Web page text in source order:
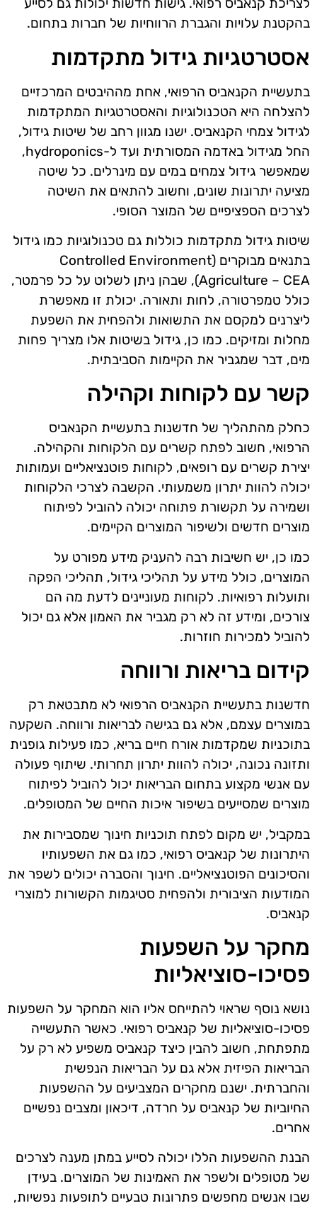
לצריכת קנאביס רפואי. גישות חדשות יכולות גם לסייע
בהקטנת עלויות והגברת הרווחיות של חברות בתחום.
אסטרטגיות גידול מתקדמות
בתעשיית הקנאביס הרפואי, אחת מההיבטים המרכזיים
להצלחה היא הטכנולוגיות והאסטרטגיות המתקדמות
לגידול צמחי הקנאביס. ישנו מגוון רחב של שיטות גידול,
החל מגידול באדמה המסורתית ועד ל-hydroponics,
שמאפשר גידול צמחים במים עם מינרלים. כל שיטה
מציעה יתרונות שונים, וחשוב להתאים את השיטה
לצרכים הספציפיים של המוצר הסופי.
שיטות גידול מתקדמות כוללות גם טכנולוגיות כמו גידול
בתנאים מבוקרים (Controlled Environment
Agriculture – CEA), שבהן ניתן לשלוט על כל פרמטר,
כולל טמפרטורה, לחות ותאורה. יכולת זו מאפשרת
ליצרנים למקסם את התשואות ולהפחית את השפעת
מחלות ומזיקים. כמו כן, גידול בשיטות אלו מצריך פחות
מים, דבר שמגביר את הקיימות הסביבתית.
קשר עם לקוחות וקהילה
כחלק מהתהליך של חדשנות בתעשיית הקנאביס
הרפואי, חשוב לפתח קשרים עם הלקוחות והקהילה.
יצירת קשרים עם רופאים, לקוחות פוטנציאליים ועמותות
יכולה להוות יתרון משמעותי. הקשבה לצרכי הלקוחות
ושמירה על תקשורת פתוחה יכולה להוביל לפיתוח
מוצרים חדשים ולשיפור המוצרים הקיימים.
כמו כן, יש חשיבות רבה להעניק מידע מפורט על
המוצרים, כולל מידע על תהליכי גידול, תהליכי הפקה
ותועלות רפואיות. לקוחות מעוניינים לדעת מה הם
צורכים, ומידע זה לא רק מגביר את האמון אלא גם יכול
להוביל למכירות חוזרות.
קידום בריאות ורווחה
חדשנות בתעשיית הקנאביס הרפואי לא מתבטאת רק
במוצרים עצמם, אלא גם בגישה לבריאות ורווחה. השקעה
בתוכניות שמקדמות אורח חיים בריא, כמו פעילות גופנית
ותזונה נכונה, יכולה להוות יתרון תחרותי. שיתוף פעולה
עם אנשי מקצוע בתחום הבריאות יכול להוביל לפיתוח
מוצרים שמסייעים בשיפור איכות החיים של המטופלים.
במקביל, יש מקום לפתח תוכניות חינוך שמסבירות את
היתרונות של קנאביס רפואי, כמו גם את השפעותיו
והסיכונים הפוטנציאליים. חינוך והסברה יכולים לשפר את
המודעות הציבורית ולהפחית סטיגמות הקשורות למוצרי
קנאביס.
מחקר על השפעות
פסיכו-סוציאליות
נושא נוסף שראוי להתייחס אליו הוא המחקר על השפעות
פסיכו-סוציאליות של קנאביס רפואי. כאשר התעשייה
מתפתחת, חשוב להבין כיצד קנאביס משפיע לא רק על
הבריאות הפיזית אלא גם על הבריאות הנפשית
והחברתית. ישנם מחקרים המצביעים על ההשפעות
החיוביות של קנאביס על חרדה, דיכאון ומצבים נפשיים
אחרים.
הבנת ההשפעות הללו יכולה לסייע במתן מענה לצרכים
של מטופלים ולשפר את האמינות של המוצרים. בעידן
שבו אנשים מחפשים פתרונות טבעיים לתופעות נפשיות,